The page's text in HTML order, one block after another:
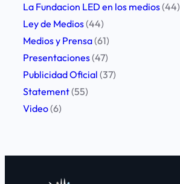
La Fundacion LED en los medios(44)
Ley de Medios(44)
Medios y Prensa(61)
Presentaciones(47)
Publicidad Oficial (37)
Statement(55)
Video(6)